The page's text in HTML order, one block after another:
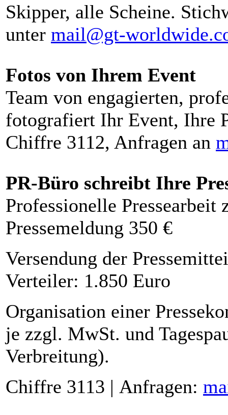
Skipper, alle Scheine.
unter mail@gt-
Fotos von Ihrem Event
Team von engagierten,
fotografiert Ihr Event, Ihre
Chiffre 3112, Anfragen an
PR-Büro schreibt Ihre
Professionelle Pressearbeit
Pressemeldung 350 €
Versendung der
Verteiler: 1.850 Euro
Organisation einer
je zzgl. MwSt. und
Verbreitung).
Chiffre 3113 | Anfragen: